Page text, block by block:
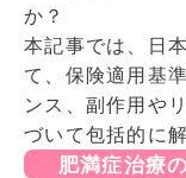
か？
本記事では、日
て、保険適用基
ンス、副作用や
づいて包括的に
肥満症治療